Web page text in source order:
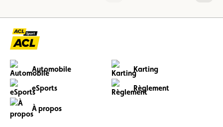
Automobile Karting
eSports Règlement
À propos